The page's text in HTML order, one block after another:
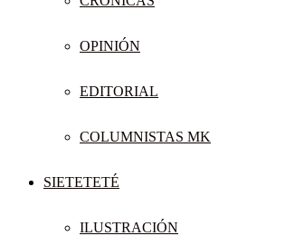
OPINIÓN
EDITORIAL
COLUMNISTAS MK
SIETETETÉ
ILUSTRACIÓN